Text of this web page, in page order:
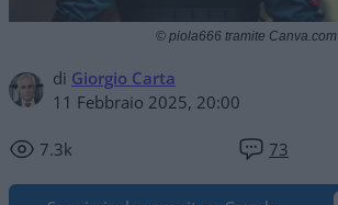
di Giorgio Carta
11 Febbraio 2025, 20:00
7.3k 73
© piola666 tramite Canva.com